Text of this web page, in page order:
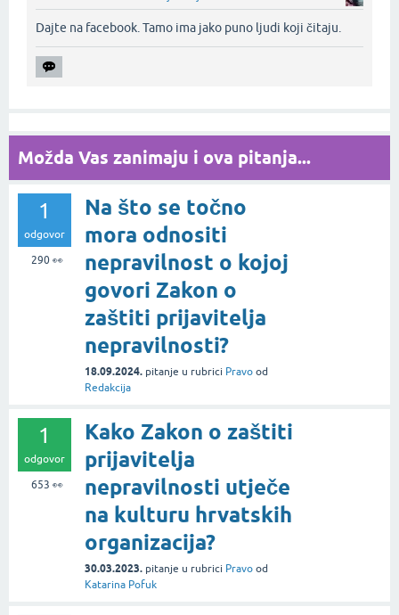
Dajte na facebook. Tamo ima jako puno ljudi koji čitaju.‌
Možda Vas zanimaju i ova pitanja...
1
odgovor
290👀
Na što se točno
mora odnositi
nepravilnost o kojoj
govori Zakon o
zaštiti prijavitelja
nepravilnosti?
18.09.2024. pitanje u rubrici Pravo od
Redakcija
1
odgovor
653 👀
Kako Zakon o zaštiti
prijavitelja
nepravilnosti utječe
na kulturu hrvatskih
organizacija?
30.03.2023. pitanje u rubrici Pravo od
Katarina Pofuk